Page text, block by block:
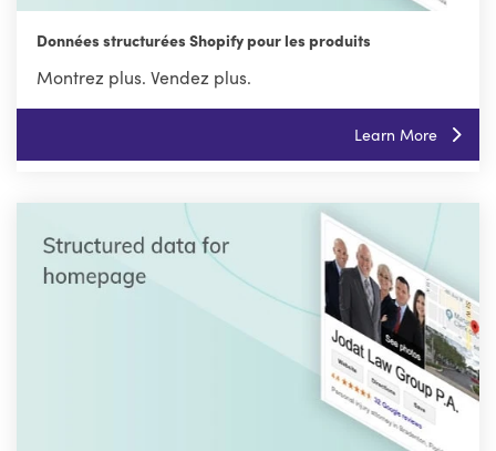
Données structurées Shopify pour les produits
Montrez plus. Vendez plus.
Learn More